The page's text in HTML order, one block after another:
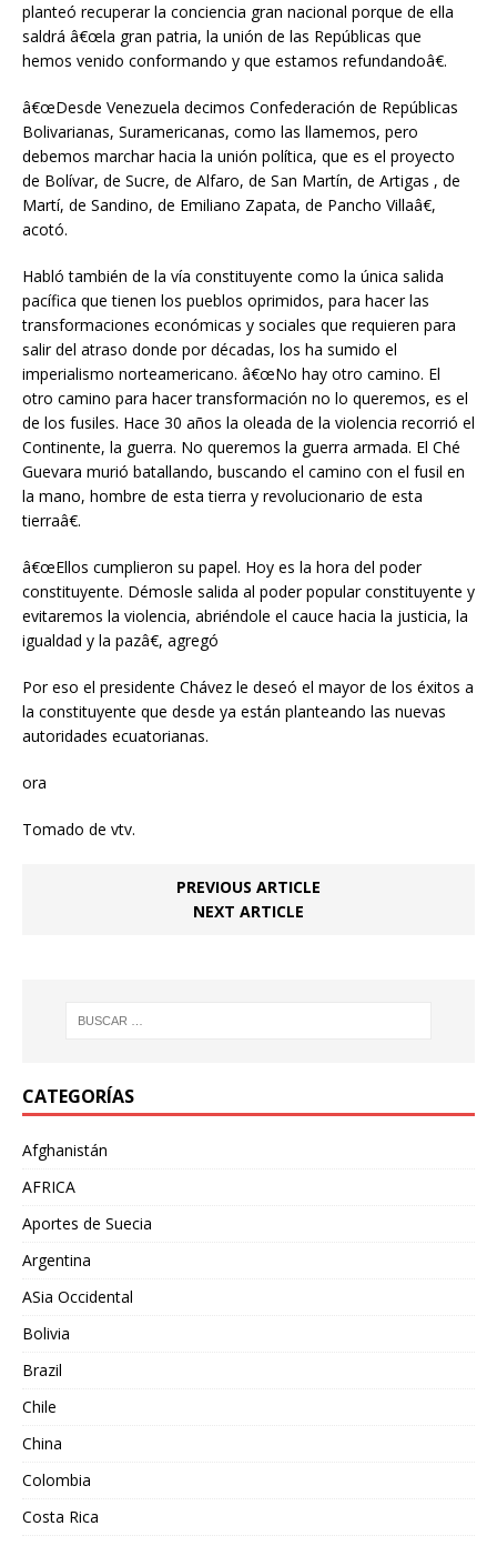
planteó recuperar la conciencia gran nacional porque de ella
saldrá â€œla gran patria, la unión de las Repúblicas que
hemos venido conformando y que estamos refundandoâ€.
â€œDesde Venezuela decimos Confederación de Repúblicas
Bolivarianas, Suramericanas, como las llamemos, pero
debemos marchar hacia la unión política, que es el proyecto
de Bolívar, de Sucre, de Alfaro, de San Martín, de Artigas , de
Martí, de Sandino, de Emiliano Zapata, de Pancho Villaâ€,
acotó.
Habló también de la vía constituyente como la única salida
pacífica que tienen los pueblos oprimidos, para hacer las
transformaciones económicas y sociales que requieren para
salir del atraso donde por décadas, los ha sumido el
imperialismo norteamericano. â€œNo hay otro camino. El
otro camino para hacer transformación no lo queremos, es el
de los fusiles. Hace 30 años la oleada de la violencia recorrió el
Continente, la guerra. No queremos la guerra armada. El Ché
Guevara murió batallando, buscando el camino con el fusil en
la mano, hombre de esta tierra y revolucionario de esta
tierraâ€.
â€œEllos cumplieron su papel. Hoy es la hora del poder
constituyente. Démosle salida al poder popular constituyente y
evitaremos la violencia, abriéndole el cauce hacia la justicia, la
igualdad y la pazâ€, agregó
Por eso el presidente Chávez le deseó el mayor de los éxitos a
la constituyente que desde ya están planteando las nuevas
autoridades ecuatorianas.
ora
Tomado de vtv.
PREVIOUS ARTICLE
NEXT ARTICLE
CATEGORÍAS
Afghanistán
AFRICA
Aportes de Suecia
Argentina
ASia Occidental
Bolivia
Brazil
Chile
China
Colombia
Costa Rica